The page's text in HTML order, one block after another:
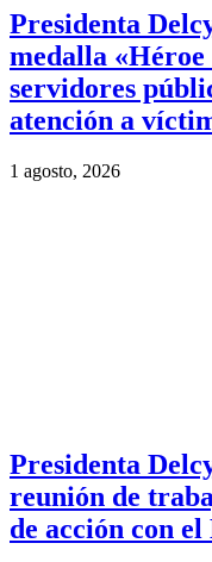
Presidenta
medalla «Héroe
servidores
atención a
1 agosto, 2026
Presidenta
reunión de
de acción con